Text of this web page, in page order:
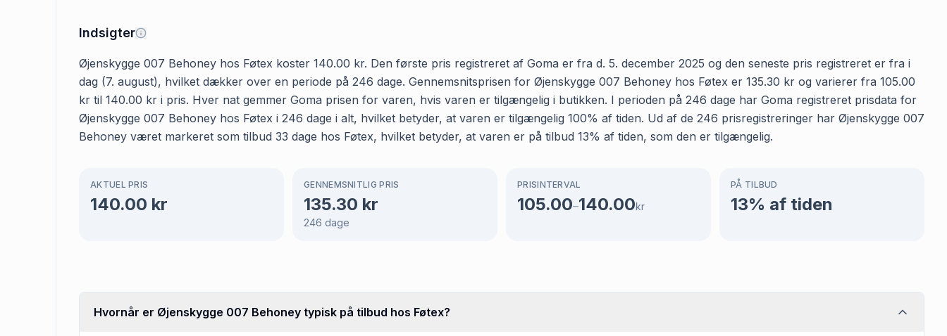
Indsigter
Øjenskygge 007 Behoney hos Føtex koster 140.00 kr. Den første pris registreret af Goma er fra d. 5. december 2025 og den seneste pris registreret er fra i
dag (7. august), hvilket dækker over en periode på 246 dage. Gennemsnitsprisen for Øjenskygge 007 Behoney hos Føtex er 135.30 kr og varierer fra 105.00
kr til 140.00 kr i pris. Hver nat gemmer Goma prisen for varen, hvis varen er tilgængelig i butikken. I perioden på 246 dage har Goma registreret prisdata for
Øjenskygge 007 Behoney hos Føtex i 246 dage i alt, hvilket betyder, at varen er tilgængelig 100% af tiden. Ud af de 246 prisregistreringer har Øjenskygge 007
Behoney været markeret som tilbud 33 dage hos Føtex, hvilket betyder, at varen er på tilbud 13% af tiden, som den er tilgængelig.
AKTUEL PRIS
140.00 kr
GENNEMSNITLIG PRIS
135.30 kr
246 dage
PRISINTERVAL
105.00–140.00kr
PÅ TILBUD
13% af tiden
Hvornår er Øjenskygge 007 Behoney typisk på tilbud hos Føtex?